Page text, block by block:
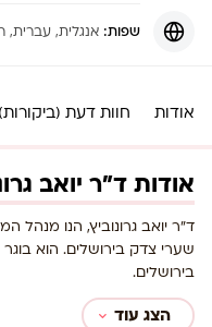
שפות: אנגלית, עברית,
אודות חוות דעת (ביקורות)
אודות ד"ר יואב
ד”ר יואב גרונוביץ, הנו מנהל
שערי צדק בירושלים. הוא
בירושלים.
הצג עוד